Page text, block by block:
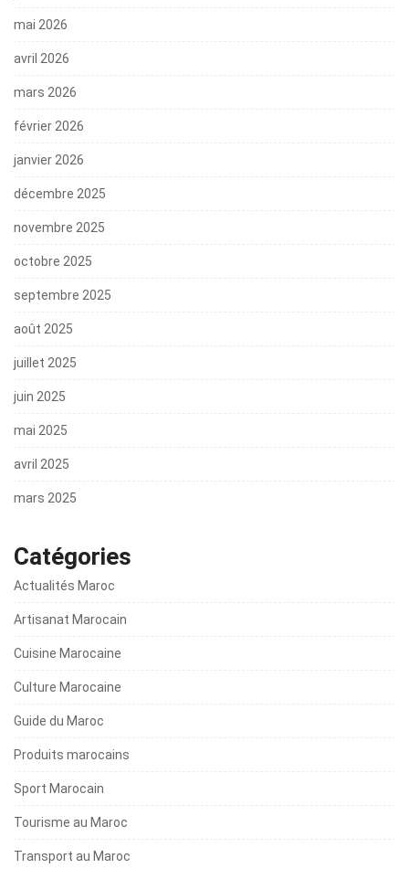
mai 2026
avril 2026
mars 2026
février 2026
janvier 2026
décembre 2025
novembre 2025
octobre 2025
septembre 2025
août 2025
juillet 2025
juin 2025
mai 2025
avril 2025
mars 2025
Catégories
Actualités Maroc
Artisanat Marocain
Cuisine Marocaine
Culture Marocaine
Guide du Maroc
Produits marocains
Sport Marocain
Tourisme au Maroc
Transport au Maroc